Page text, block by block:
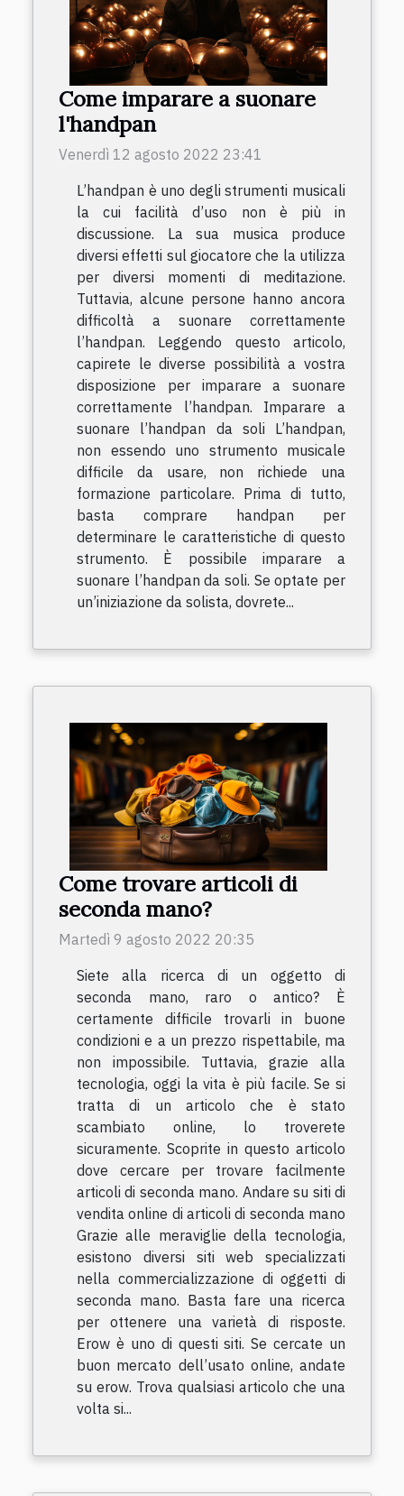
Come imparare a suonare
l'handpan
Venerdì 12 agosto 2022 23:41
L’handpan è uno degli strumenti musicali
la cui facilità d’uso non è più in
discussione. La sua musica produce
diversi effetti sul giocatore che la utilizza
per diversi momenti di meditazione.
Tuttavia, alcune persone hanno ancora
difficoltà a suonare correttamente
l’handpan. Leggendo questo articolo,
capirete le diverse possibilità a vostra
disposizione per imparare a suonare
correttamente l’handpan. Imparare a
suonare l’handpan da soli L’handpan,
non essendo uno strumento musicale
difficile da usare, non richiede una
formazione particolare. Prima di tutto,
basta comprare handpan per
determinare le caratteristiche di questo
strumento. È possibile imparare a
suonare l’handpan da soli. Se optate per
un’iniziazione da solista, dovrete...
Come trovare articoli di
seconda mano?
Martedì 9 agosto 2022 20:35
Siete alla ricerca di un oggetto di
seconda mano, raro o antico? È
certamente difficile trovarli in buone
condizioni e a un prezzo rispettabile, ma
non impossibile. Tuttavia, grazie alla
tecnologia, oggi la vita è più facile. Se si
tratta di un articolo che è stato
scambiato online, lo troverete
sicuramente. Scoprite in questo articolo
dove cercare per trovare facilmente
articoli di seconda mano. Andare su siti di
vendita online di articoli di seconda mano
Grazie alle meraviglie della tecnologia,
esistono diversi siti web specializzati
nella commercializzazione di oggetti di
seconda mano. Basta fare una ricerca
per ottenere una varietà di risposte.
Erow è uno di questi siti. Se cercate un
buon mercato dell’usato online, andate
su erow. Trova qualsiasi articolo che una
volta si...